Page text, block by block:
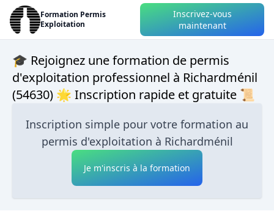
Formation Permis
Exploitation
Inscrivez-vous
maintenant
🎓 Rejoignez une formation de permis
d'exploitation professionnel à Richardménil
(54630) 🌟 Inscription rapide et gratuite 📜
Inscription simple pour votre formation au
permis d'exploitation à Richardménil
Je m'inscris à la formation